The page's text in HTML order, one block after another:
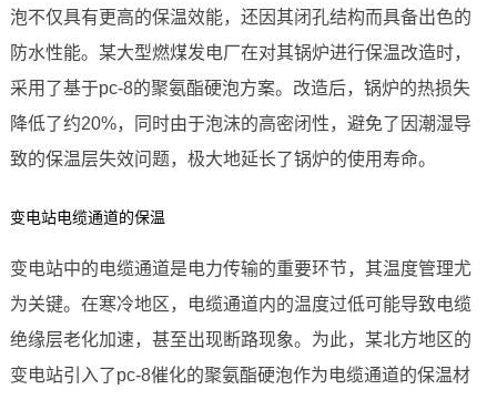
泡不仅具有更高的保温效能，还因其闭孔结构而具备出色的
防水性能。某大型燃煤发电厂在对其锅炉进行保温改造时，
采用了基于pc-8的聚氨酯硬泡方案。改造后，锅炉的热损失
降低了约20%，同时由于泡沫的高密闭性，避免了因潮湿导
致的保温层失效问题，极大地延长了锅炉的使用寿命。
变电站电缆通道的保温
变电站中的电缆通道是电力传输的重要环节，其温度管理尤
为关键。在寒冷地区，电缆通道内的温度过低可能导致电缆
绝缘层老化加速，甚至出现断路现象。为此，某北方地区的
变电站引入了pc-8催化的聚氨酯硬泡作为电缆通道的保温材